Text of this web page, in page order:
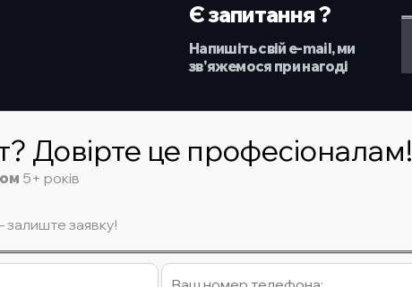
Є запитання ?
Напишіть свій e-mail, ми
зв'яжемося при нагоді
Довірте це професіоналам!
5+ років
залиште заявку!